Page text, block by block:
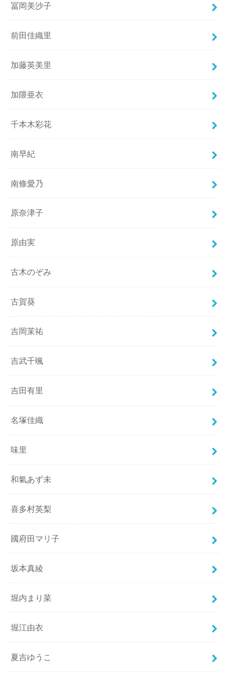
冨岡美沙子
前田佳織里
加藤英美里
加隈亜衣
千本木彩花
南早紀
南條愛乃
原奈津子
原由実
古木のぞみ
古賀葵
吉岡茉祐
吉武千颯
吉田有里
名塚佳織
味里
和氣あず未
喜多村英梨
國府田マリ子
坂本真綾
堀内まり菜
堀江由衣
夏吉ゆうこ